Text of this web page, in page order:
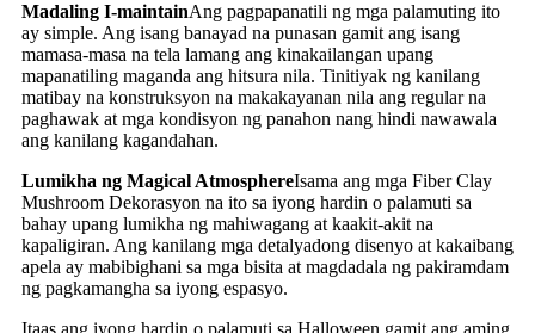
Madaling I-maintainAng pagpapanatili ng mga palamuting ito
ay simple. Ang isang banayad na punasan gamit ang isang
mamasa-masa na tela lamang ang kinakailangan upang
mapanatiling maganda ang hitsura nila. Tinitiyak ng kanilang
matibay na konstruksyon na makakayanan nila ang regular na
paghawak at mga kondisyon ng panahon nang hindi nawawala
ang kanilang kagandahan.
Lumikha ng Magical AtmosphereIsama ang mga Fiber Clay
Mushroom Dekorasyon na ito sa iyong hardin o palamuti sa
bahay upang lumikha ng mahiwagang at kaakit-akit na
kapaligiran. Ang kanilang mga detalyadong disenyo at kakaibang
apela ay mabibighani sa mga bisita at magdadala ng pakiramdam
ng pagkamangha sa iyong espasyo.